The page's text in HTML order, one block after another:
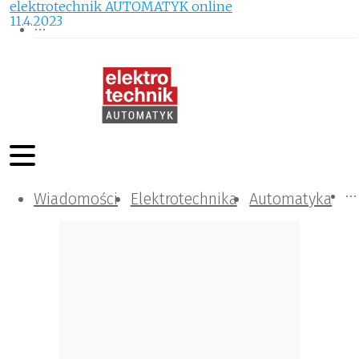
Wiadomości Elektrotechnika Automatyka
Komunikacja i IT
Kontrola
Tematy specjalne
elektrotechnik AUTOMATYK online
11.4.2023